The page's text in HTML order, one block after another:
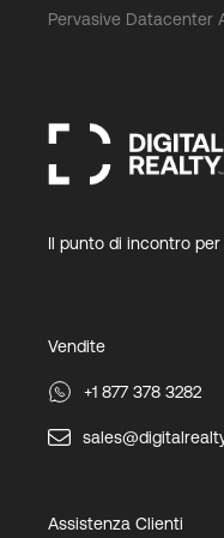
Pervasive Datacenter
Il punto di incontro
Vendite
+1 877 378 3282
Assistenza Clienti